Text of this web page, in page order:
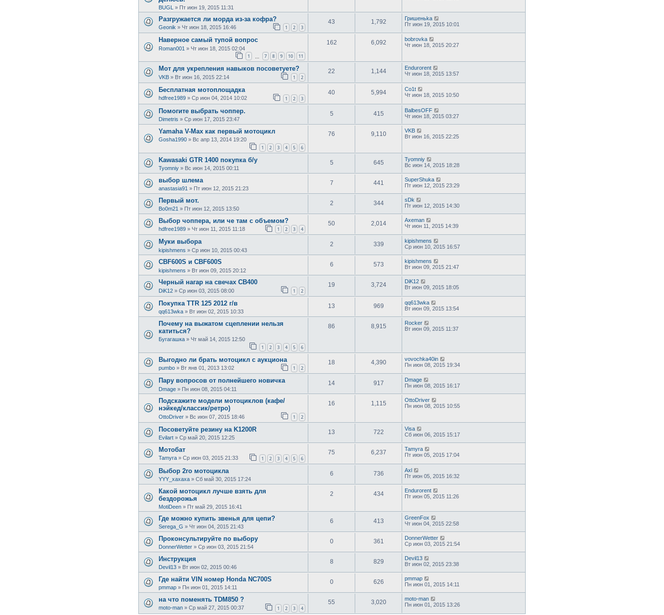
BUGL » Пт июн 19, 2015 11:31
Разгружается ли морда из-за кофра?
Geonik » Чт июн 18, 2015 16:46 1 2 3
43 1,792
Гришеньka
Пт июн 19, 2015 10:01
Наверное самый тупой вопрос
Roman001 » Чт июн 18, 2015 02:04
1 7 8 9 10 11
162 6,092
bobrovka
Чт июн 18, 2015 20:27
Мот для укрепления навыков посоветуете?
VKB » Вт июн 16, 2015 22:14 1 2
22 1,144
Endurorent
Чт июн 18, 2015 13:57
Бесплатная мотоплощадка
hdfree1989 » Ср июн 04, 2014 10:02 1 2 3
40 5,994
Co1t
Чт июн 18, 2015 10:50
Помогите выбрать чоппер.
Dimetris » Ср июн 17, 2015 23:47
5 415
BalbesOFF
Чт июн 18, 2015 03:27
Yamaha V-Max как первый мотоцикл
Gosha1990 » Вс апр 13, 2014 19:20
1 2 3 4 5 6
76 9,110
VKB
Вт июн 16, 2015 22:25
Kawasaki GTR 1400 покупка б/у
Tyomniy » Вс июн 14, 2015 00:11
5 645
Tyomniy
Вс июн 14, 2015 18:28
выбор шлема
anastasia91 » Пт июн 12, 2015 21:23
7 441
SuperShuka
Пт июн 12, 2015 23:29
Первый мот.
Bo0m21 » Пт июн 12, 2015 13:50
2 344
sDk
Пт июн 12, 2015 14:30
Выбор чоппера, или че там с объемом?
hdfree1989 » Чт июн 11, 2015 11:18 1 2 3 4
50 2,014
Axeman
Чт июн 11, 2015 14:39
Муки выбора
kipishmens » Ср июн 10, 2015 00:43
2 339
kipishmens
Ср июн 10, 2015 16:57
CBF600S и CBF600S
kipishmens » Вт июн 09, 2015 20:12
6 573
kipishmens
Вт июн 09, 2015 21:47
Черный нагар на свечах CB400
DiK12 » Ср июн 03, 2015 08:00 1 2
19 3,724
DiK12
Вт июн 09, 2015 18:05
Покупка TTR 125 2012 г/в
qq613wka » Вт июн 02, 2015 10:33
13 969
qq613wka
Вт июн 09, 2015 13:54
Почему на выжатом сцеплении нельзя
катиться?
Бугагашка » Чт май 14, 2015 12:50
1 2 3 4 5 6
86 8,915
Rocker
Вт июн 09, 2015 11:37
Выгодно ли брать мотоцикл с аукциона
pumbo » Вт янв 01, 2013 13:02 1 2
18 4,390
vovochka40in
Пн июн 08, 2015 19:34
Пару вопросов от полнейшего новичка
Dmage » Пн июн 08, 2015 04:11
14 917
Dmage
Пн июн 08, 2015 16:17
Подскажите модели мотоциклов (кафе/
нэйкед/классик/ретро)
OttoDriver » Вс июн 07, 2015 18:46 1 2
16 1,115
OttoDriver
Пн июн 08, 2015 10:55
Посоветуйте резину на K1200R
Evilart » Ср май 20, 2015 12:25
13 722
Visa
Сб июн 06, 2015 15:17
Мотобат
Tamyra » Ср июн 03, 2015 21:33 1 2 3 4 5 6
75 6,237
Tamyra
Пт июн 05, 2015 17:04
Выбор 2го мотоцикла
YYY_xaxaxa » Сб май 30, 2015 17:24
6 736
Axl
Пт июн 05, 2015 16:32
Какой мотоцикл лучше взять для
бездорожья
MotiDeen » Пт май 29, 2015 16:41
2 434
Endurorent
Пт июн 05, 2015 11:26
Где можно купить звенья для цепи?
Serega_G » Чт июн 04, 2015 21:43
6 413
GreenFox
Чт июн 04, 2015 22:58
Проконсультируйте по выбору
DonnerWetter » Ср июн 03, 2015 21:54
0 361
DonnerWetter
Ср июн 03, 2015 21:54
Инструкция
Devil13 » Вт июн 02, 2015 00:46
8 829
Devil13
Вт июн 02, 2015 23:38
Где найти VIN номер Honda NC700S
pmmap » Пн июн 01, 2015 14:11
0 626
pmmap
Пн июн 01, 2015 14:11
на что поменять TDM850 ?
moto-man » Ср май 27, 2015 00:37 1 2 3 4
55 3,020
moto-man
Пн июн 01, 2015 13:26